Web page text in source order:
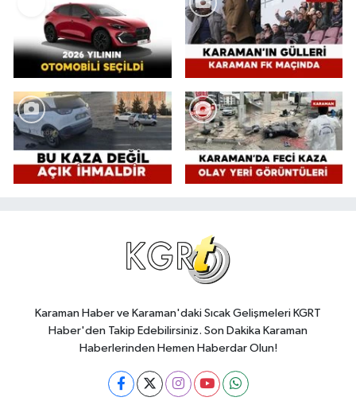
Karaman Haber ve Karaman'daki Sıcak Gelişmeleri KGRT
Haber'den Takip Edebilirsiniz. Son Dakika Karaman
Haberlerinden Hemen Haberdar Olun!